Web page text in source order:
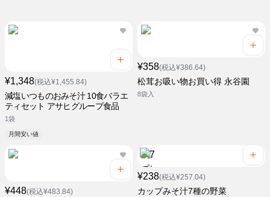
¥1,348(税込¥1,455.84)
減塩いつものおみそ汁 10食バラエ
ティセット アサヒグループ食品
1袋
月間安い値
¥358(税込¥386.64)
松茸お吸い物お買い得 永谷園
8袋入
¥448(税込¥483.84)
¥238(税込¥257.04)
カップみそ汁7種の野菜